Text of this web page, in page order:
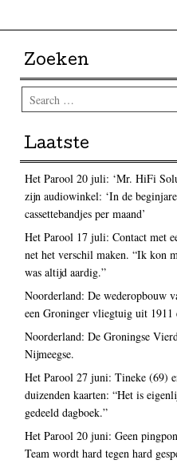
Zoeken
Search
Laatste
Het Parool 20 juli: ‘Mr. HiFi
zijn audiowinkel: ‘In de
cassettebandjes per maand’
Het Parool 17 juli: Contact met
net het verschil maken. “Ik kon
was altijd aardig.”
Noorderland: De wederopbouw
een Groninger vliegtuig uit 1911
Noorderland: De Groningse
Nijmeegse.
Het Parool 27 juni: Tineke (69)
duizenden kaarten: “Het is
gedeeld dagboek.”
Het Parool 20 juni: Geen
Team wordt hard tegen hard